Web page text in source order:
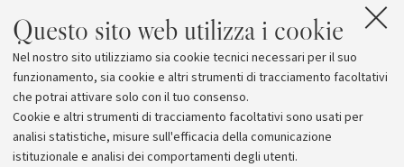
Questo sito web utilizza i cookie
Nel nostro sito utilizziamo sia cookie tecnici necessari per il suo
funzionamento, sia cookie e altri strumenti di tracciamento facoltativi
che potrai attivare solo con il tuo consenso.
Cookie e altri strumenti di tracciamento facoltativi sono usati per
analisi statistiche, misure sull'efficacia della comunicazione
istituzionale e analisi dei comportamenti degli utenti.
generazioni, ed è diventato un riferimento culturale per
la promozione delle iniziative di divulgazione scientifica
e culturale dell’Ausl, in collaborazione con enti,
associazioni e con l'Università.